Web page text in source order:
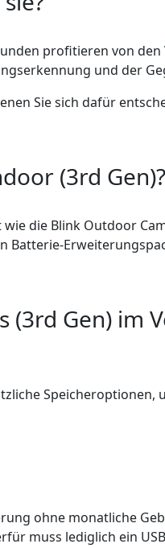
profitieren von
und der
Sie sich dafür
(3rd Gen)?
die Blink Outdoor
Gen) im
Speicheroptionen,
ohne monatliche
muss lediglich ein